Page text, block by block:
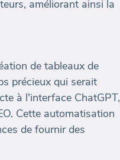
améliorant ainsi la
de tableaux de
précieux qui serait
à l'interface ChatGPT,
Cette automatisation
de fournir des